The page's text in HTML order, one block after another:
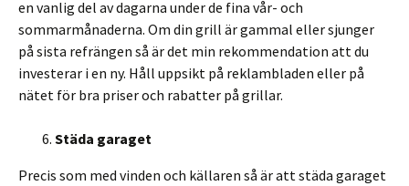
en vanlig del av dagarna under de fina vår- och
sommarmånaderna. Om din grill är gammal eller sjunger
på sista refrängen så är det min rekommendation att du
investerar i en ny. Håll uppsikt på reklambladen eller på
nätet för bra priser och rabatter på grillar.
Städa garaget
Precis som med vinden och källaren så är att städa garaget